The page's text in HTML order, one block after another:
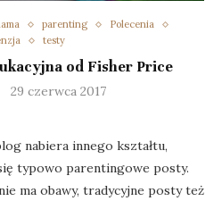
parenting
Polecenia
testy
od Fisher Price
29 czerwca 2017
nabiera innego kształtu,
typowo parentingowe posty.
ma obawy, tradycyjne posty też